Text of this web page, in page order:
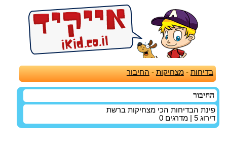
בדיחות -מצחיקות - החיבור
החיבור
פינת הבדיחות הכי מצחיקות ברשת
דירוג 5 | מדרגים 0